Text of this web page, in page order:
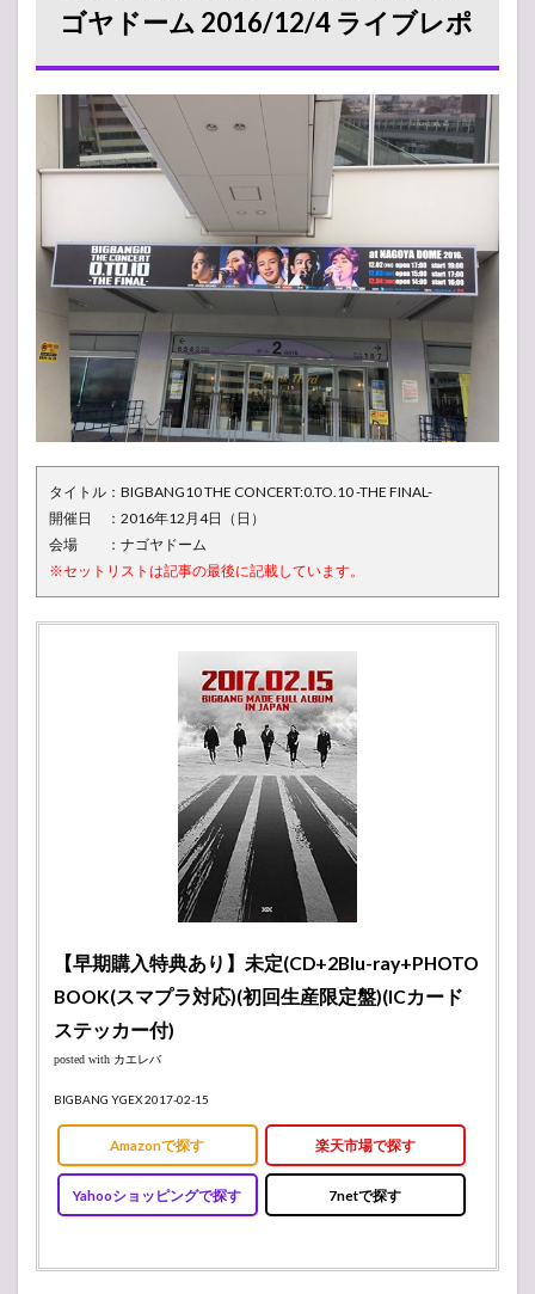
BIGBANG
周年
しい
新し
い曲
まで
盛り
沢
山！
4
バー
の個
性が
凄
い！
おもし
ろすぎ
るバラ
ー番
組！？
7
最後
8
セッ
（曲
ゴヤドーム 2016/12/4 ライブレポ
タイトル：BIGBANG10 THE CONCERT:0.TO.10 -THE FINAL-
開催日 ：2016年12月4日（日）
会場 ：ナゴヤドーム
※セットリストは記事の最後に記載しています。
【早期購入特典あり】未定(CD+2Blu-ray+PHOTO
BOOK(スマプラ対応)(初回生産限定盤)(ICカード
ステッカー付)
posted with カエレバ
BIGBANG YGEX 2017-02-15
Amazonで探す 楽天市場で探す
Yahooショッピングで探す 7netで探す